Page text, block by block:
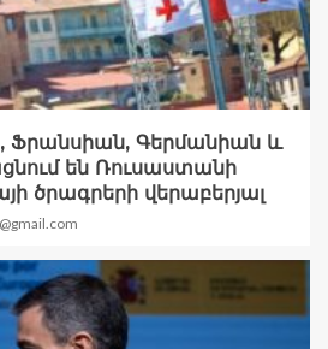
Ֆրանսիան, Գերմանիան և
են Ռուսաստանի
ծրագրերի վերաբերյալ